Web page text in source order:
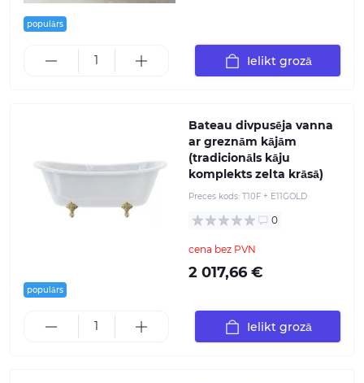
populārs
Ielikt grozā
populārs
Bateau divpusēja vanna
ar greznām kājām
(tradicionāls kāju
komplekts zelta krāsā)
Preces kods: T10F + E11GOLD
0
cena bez PVN
2 017,66 €
Ielikt grozā